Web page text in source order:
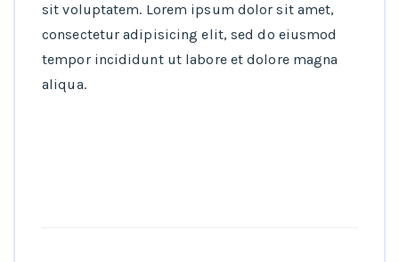
sit voluptatem. Lorem ipsum dolor sit amet,
consectetur adipisicing elit, sed do eiusmod
tempor incididunt ut labore et dolore magna
aliqua.